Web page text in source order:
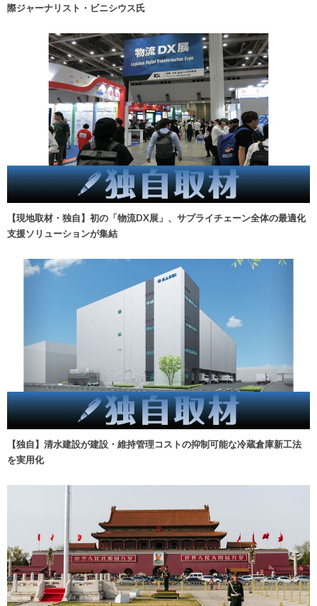
際ジャーナリスト・ビニシウス氏
【現地取材・独自】初の「物流DX展」、サプライチェーン全体の最適化
支援ソリューションが集結
【独自】清水建設が建設・維持管理コストの抑制可能な冷蔵倉庫新工法
を実用化